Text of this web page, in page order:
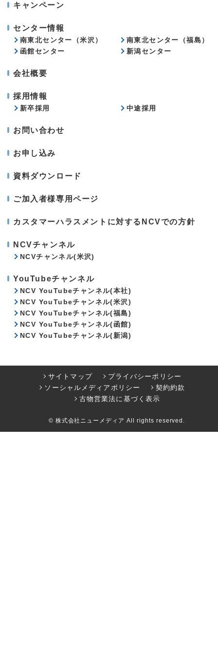
キャンペーン
センター情報
南東北センター（米沢）
南東北センター（福島）
函館センター
新潟センター
会社概要
採用情報
新卒採用 中途採用
お問い合わせ
お申し込み
資料ダウンロード
ご加入者様専用ページ
カスタマーハラスメントに対するNCVでの方針
NCVチャンネル
NCVチャンネル(米沢)
YouTubeチャンネル
NCV YouTubeチャンネル(本社)
NCV YouTubeチャンネル(米沢)
NCV YouTubeチャンネル(福島)
NCV YouTubeチャンネル(函館)
NCV YouTubeチャンネル(新潟)
サイトマップ
プライバシーポリシー
ソーシャルメディアポリシー
契約約款
古物営業法に基づく表示
© 株式会社ニューメディア All rights reserved.